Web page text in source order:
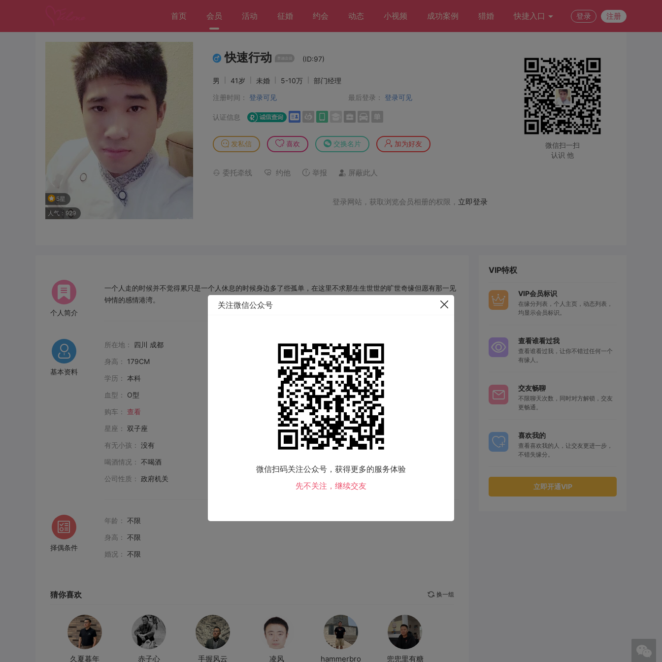
首页 会员 活动 征婚 约会 动态 小视频 成功案例 猎婚 快捷入口 登录 注册
5星
人气：929
快速行动 (ID:97)
男 41岁 未婚 5-10万
部门经理
注册时间： 登录可见 最后登录： 登录可见
认证信息
发私信 喜欢 交换名片 加为好友
委托牵线 约他 举报 屏蔽此人
登录网站，获取浏览会员相册的权限， 立即登录
微信扫一扫
认识 他
个人简介
一个人走的时候并不觉得累只是一个人休息的时候身边多了些孤单，在这里不求那生生世世的旷世奇缘但愿有那一见
钟情的感情港湾。
基本资料
所在地： 四川 成都 户籍地：
四川 成都
身高：
179CM 体重：
54KG
学历： 本科 民族： 汉族
血型：
O型 生肖：牛
购车：
查看 购房： 查看
星座： 双子座 交友类型：结婚
有无小孩： 没有 吸烟情况：偶尔吸烟
喝酒情况： 不喝酒
公司性质： 政府机关
择偶条件
年龄： 不限
身高： 不限
婚况： 不限
猜你喜欢 换一组
久夏暮年 赤子心 手握风云 凌风 hammerbro 兜兜里有糖
VIP特权
VIP会员标识
在缘分列表，个人主页，动态列表，
均显示会员标识。
查看谁看过我
查看谁看过我，让你不错过任何一个
有缘人。
交友畅聊
不限聊天次数，同时对方解锁，交友
更畅通。
喜欢我的
查看喜欢我的人，让交友更进一步，
不错失缘分。
立即开通VIP
关注微信公众号
微信扫码关注公众号，获得更多的服务体验
先不关注，继续交友